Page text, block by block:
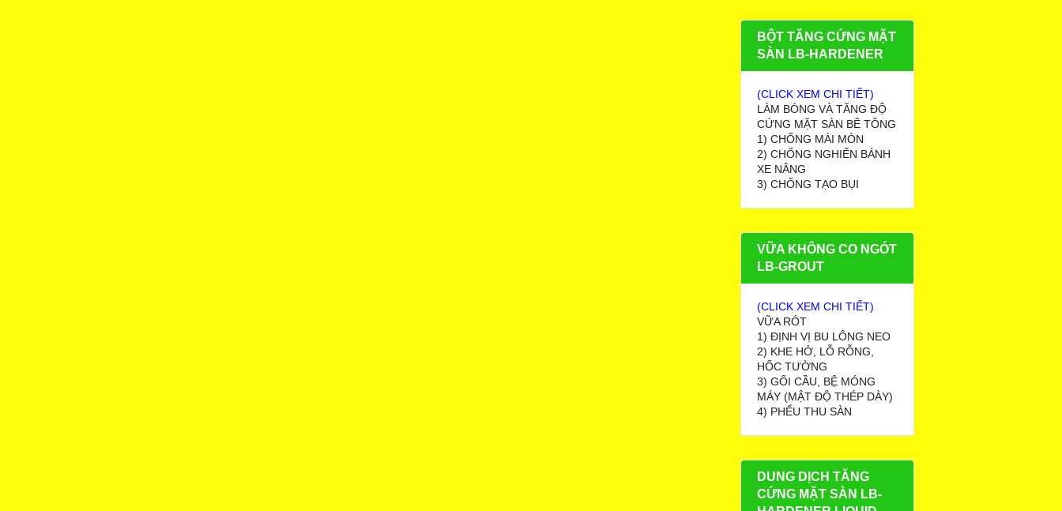
BỘT TĂNG CỨNG MẶT
SÀN LB-HARDENER
(CLICK XEM CHI TIẾT)
LÀM BÓNG VÀ TĂNG ĐỘ
CỨNG MẶT SÀN BÊ TÔNG
1) CHỐNG MÀI MÒN
2) CHỐNG NGHIẾN BÁNH
XE NÂNG
3) CHỐNG TẠO BỤI
VỮA KHÔNG CO NGÓT
LB-GROUT
(CLICK XEM CHI TIẾT)
VỮA RÓT
1) ĐỊNH VỊ BU LÔNG NEO
2) KHE HỞ, LỖ RỖNG,
HỐC TƯỜNG
3) GỐI CẦU, BỆ MÓNG
MÁY (MẬT ĐỘ THÉP DÀY)
4) PHỂU THU SÀN
DUNG DỊCH TĂNG
CỨNG MẶT SÀN LB-